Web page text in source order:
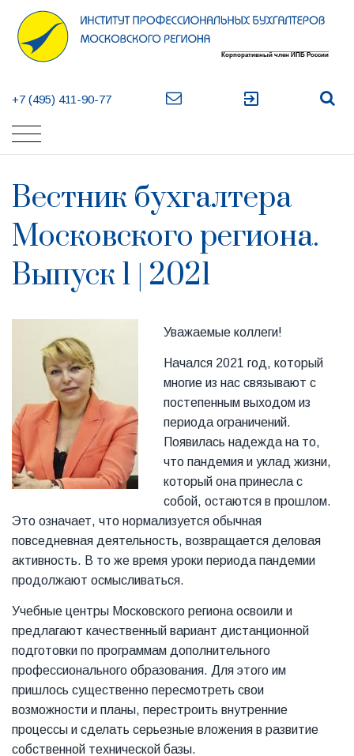
+7 (495) 411-90-77 exit_to_app
Вестник бухгалтера
Московского региона.
Выпуск 1 | 2021
Уважаемые коллеги!
Начался 2021 год, который
многие из нас связывают с
постепенным выходом из
периода ограничений.
Появилась надежда на то,
что пандемия и уклад жизни,
который она принесла с
собой, остаются в прошлом.
Это означает, что нормализуется обычная
повседневная деятельность, возвращается деловая
активность. В то же время уроки периода пандемии
продолжают осмысливаться.
Учебные центры Московского региона освоили и
предлагают качественный вариант дистанционной
подготовки по программам дополнительного
профессионального образования. Для этого им
пришлось существенно пересмотреть свои
возможности и планы, перестроить внутренние
процессы и сделать серьезные вложения в развитие
собственной технической базы.